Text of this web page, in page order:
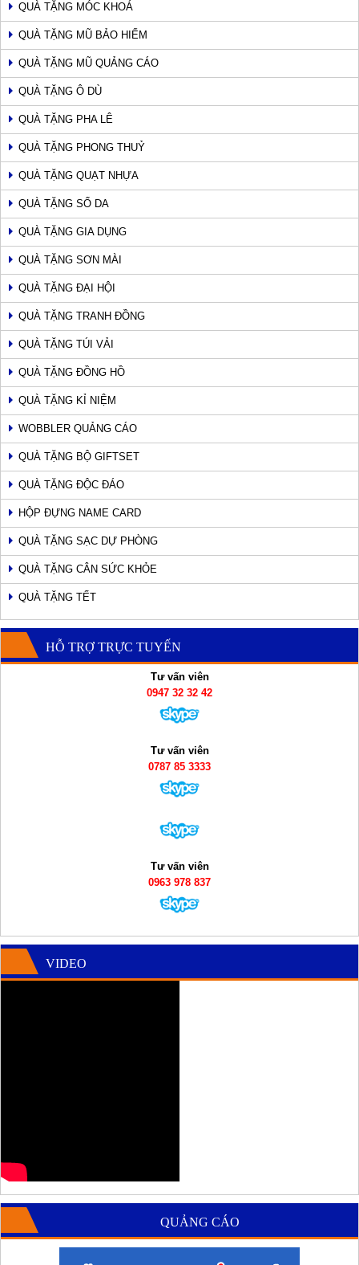
QUÀ TẶNG MÓC KHOÁ
QUÀ TẶNG MŨ BẢO HIỂM
QUÀ TẶNG MŨ QUẢNG CÁO
QUÀ TẶNG Ô DÙ
QUÀ TẶNG PHA LÊ
QUÀ TẶNG PHONG THUỶ
QUÀ TẶNG QUẠT NHỰA
QUÀ TẶNG SỔ DA
QUÀ TẶNG GIA DỤNG
QUÀ TẶNG SƠN MÀI
QUÀ TẶNG ĐẠI HỘI
QUÀ TẶNG TRANH ĐỒNG
QUÀ TẶNG TÚI VẢI
QUÀ TẶNG ĐỒNG HỒ
QUÀ TẶNG KỈ NIỆM
WOBBLER QUẢNG CÁO
QUÀ TẶNG BỘ GIFTSET
QUÀ TẶNG ĐỘC ĐÁO
HỘP ĐỰNG NAME CARD
QUÀ TẶNG SẠC DỰ PHÒNG
QUÀ TẶNG CÂN SỨC KHỎE
QUÀ TẶNG TẾT
HỖ TRỢ TRỰC TUYẾN
Tư vấn viên
0947 32 32 42
Tư vấn viên
0787 85 3333
Tư vấn viên
0963 978 837
VIDEO
QUẢNG CÁO